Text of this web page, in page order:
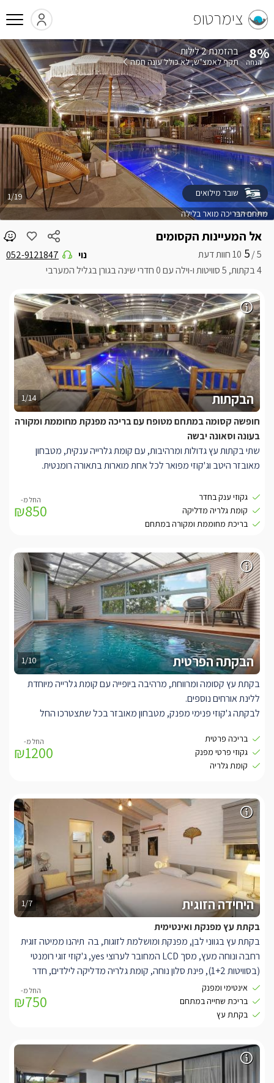
צימרטופ
אל המעיינות הקסומים
5 /
5
4 בקתות, 5 סוויטות ו-וילה עם 0 חדרי שינה בגורן בגליל המערבי
נוי 052-9121847
מתחם הבריכה מואר בלילה
1/19
8% בהזמנת 2 לילות
תקף לאמצ"ש לא כולל עונה חמה
שובר מילואים
1/14 הבקתות
חופשה קסומה במתחם מטופח עם בריכה מפנקת מחוממת ומקורה
בעונה וסאונה יבשה
שתי בקתות עץ גדולות ומרהיבות, עם קומת גלרייה ענקית, מטבחון
מאובזר היטב וג'קוזי מפואר לכל אחת מוארות בתאורה רומנטית.
לערוצי yes, ג'קוזי זוגי רומנטי (בסוויטות 1+2), פינת סלון נוחה, קומת
גלריה מדליקה לילדים ואורחים נוספים, חדר רחצה מפנק, שולחן
גקוזי ענק בחדר
קומת גלריה מדליקה
בריכת מחוממת ומקורה במתחם
₪850
1/10 הבקתה הפרטית
בקתת עץ קסומה ומרווחת, מרהיבה ביופייה עם קומת גלרייה מיוחדת
ללינת אורחים נוספים.
לבקתה ג'קוזי פנימי מפנק, מטבחון מאובזר בכל שתצטרכו החל
במרכז הבקתה ניצבת מיטה זוגית נוחה במיוחד למולה שולחן אוכל,
ופינות ישיבה עם כורסאות מעוצבות.
בקומת הגלריה מיטה זוגית, ושתי מיטות יחיד ללינת 4 אורחים נוספים.
רכות ותמרוקי רחצה.
לבקתה הפרטית בנוסף בריכה פרטית.
בריכה פרטית
גקוזי פרטי מפנק
קומת גלריה
₪1200
1/7 היחידה הזוגית
בקתת עץ מפנקת ואינטימית
בקתת עץ בגווני לבן, מפנקת ומושלמת לזוגות, בה תיהנו ממיטה זוגית
רחבה ונוחה מעץ, מסך LCD המחובר לערוצי yes, ג'קוזי זוגי רומנטי
(בסוויטות 1+2), פינת סלון נוחה, קומת גלריה מדליקה לילדים, חדר
רחצה מפנק, שולחן סעודה, מטבחון מאובזר הכולל: מקרר קטן, פינת
קפה וכלי מטבח.
אינטימי ומפנק
בריכת שחייה במתחם
בקתת עץ
₪750